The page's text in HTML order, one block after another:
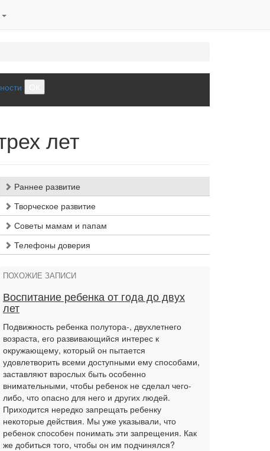
лет
Раннее развитие
Творческое развитие
Советы мамам и папам
Телефоны доверия
ПОХОЖИЕ ЗАПИСИ
Воспитание ребенка от года до двух
лет
Подвижность ребенка полутора-, двухлетнего
возраста, его развивающийся интерес к
окружающему, который он пытается
удовлетворить всеми доступными ему способами,
заставляют взрослых быть особенно
внимательными, чтобы ребенок не сделал чего-
либо, что опасно для него и других людей.
Приходится нередко запрещать ребенку
некоторые действия. Мы уже указывали, что
ребенок способен понимать эти запрещения. Как
же добиться того, чтобы он им подчинялся?